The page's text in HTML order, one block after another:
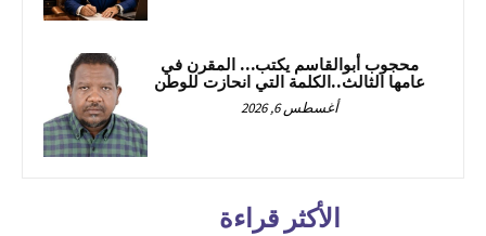
محجوب أبوالقاسم يكتب… المقرن في
عامها الثالث..الكلمة التي انحازت للوطن
أغسطس 6, 2026
الأكثر قراءة